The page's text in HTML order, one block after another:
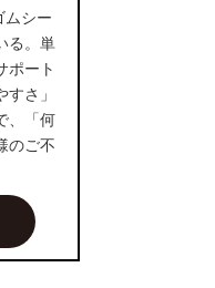
ムシー
る。単
ポート
さ」
、「何
のご不